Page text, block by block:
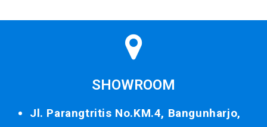
SHOWROOM
Jl. Parangtritis No.KM.4, Bangunharjo,